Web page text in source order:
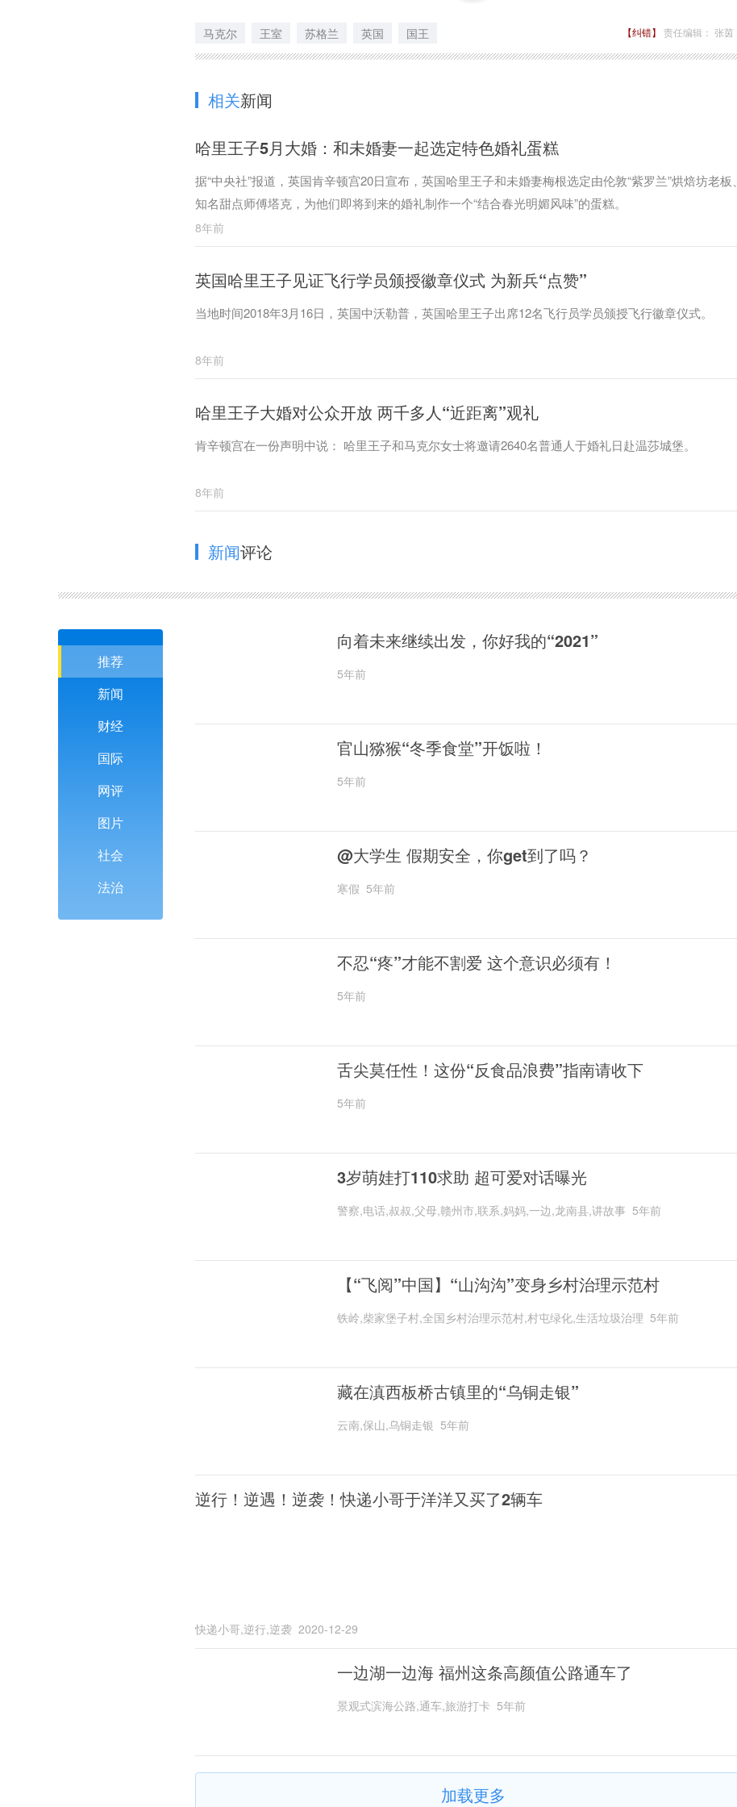
马克尔 王室 苏格兰 英国 国王 【纠错】 责任编辑： 张茵
相关新闻
哈里王子5月大婚：和未婚妻一起选定特色婚礼蛋糕
据“中央社”报道，英国肯辛顿宫20日宣布，英国哈里王子和未婚妻梅根选定由伦敦“紫罗兰”烘焙坊老板、
知名甜点师傅塔克，为他们即将到来的婚礼制作一个“结合春光明媚风味”的蛋糕。
8年前
英国哈里王子见证飞行学员颁授徽章仪式 为新兵“点赞”
当地时间2018年3月16日，英国中沃勒普，英国哈里王子出席12名飞行员学员颁授飞行徽章仪式。
8年前
哈里王子大婚对公众开放 两千多人“近距离”观礼
肯辛顿宫在一份声明中说： 哈里王子和马克尔女士将邀请2640名普通人于婚礼日赴温莎城堡。
8年前
新闻评论
推荐
新闻
财经
国际
网评
图片
社会
法治
向着未来继续出发，你好我的“2021”
5年前
官山猕猴“冬季食堂”开饭啦！
5年前
@大学生 假期安全，你get到了吗？
寒假 5年前
不忍“疼”才能不割爱 这个意识必须有！
5年前
舌尖莫任性！这份“反食品浪费”指南请收下
5年前
3岁萌娃打110求助 超可爱对话曝光
警察,电话,叔叔,父母,赣州市,联系,妈妈,一边,龙南县,讲故事 5年前
【“飞阅”中国】“山沟沟”变身乡村治理示范村
铁岭,柴家堡子村,全国乡村治理示范村,村屯绿化,生活垃圾治理 5年前
藏在滇西板桥古镇里的“乌铜走银”
云南,保山,乌铜走银 5年前
逆行！逆遇！逆袭！快递小哥于洋洋又买了2辆车
快递小哥,逆行,逆袭 2020-12-29
一边湖一边海 福州这条高颜值公路通车了
景观式滨海公路,通车,旅游打卡 5年前
加载更多